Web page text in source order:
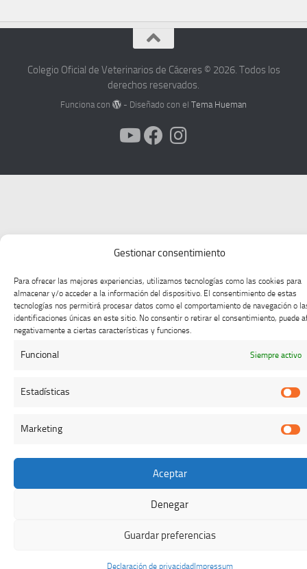
Gestionar consentimiento
Para ofrecer las mejores experiencias, utilizamos tecnologías como las cookies para
almacenar y/o acceder a la información del dispositivo. El consentimiento de estas
tecnologías nos permitirá procesar datos como el comportamiento de navegación o
identificaciones únicas en este sitio. No consentir o retirar el consentimiento, puede
negativamente a ciertas características y funciones.
Funcional Siempre activo
Estadísticas
Marketing
Aceptar
Denegar
Guardar preferencias
Declaración de privacidad Impressum
Colegio Oficial de Veterinarios de Cáceres © 2026. Todos los
derechos reservados.
Funciona con - Diseñado con elTema Hueman